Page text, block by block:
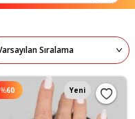
%60 Yeni